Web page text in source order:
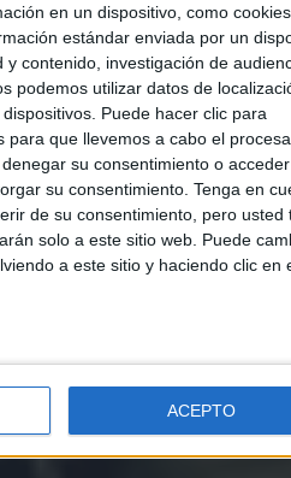
en un dispositivo, como
estándar enviada por un
contenido, investigación de
podemos utilizar datos de
Puede hacer clic para
que llevemos a cabo el
su consentimiento o
su consentimiento. Tenga en
de su consentimiento, pero usted
solo a este sitio web. Puede
a este sitio y haciendo clic en
ACEPTO